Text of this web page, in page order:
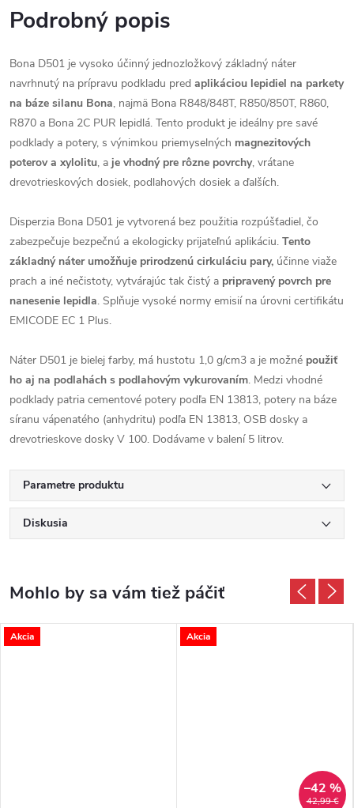
Podrobný popis
Bona D501 je vysoko účinný jednozložkový základný náter
navrhnutý na prípravu podkladu pred aplikáciou lepidiel na parkety
na báze silanu Bona, najmä Bona R848/848T, R850/850T, R860,
R870 a Bona 2C PUR lepidlá. Tento produkt je ideálny pre savé
podklady a potery, s výnimkou priemyselných magnezitových
poterov a xylolitu, a je vhodný pre rôzne povrchy, vrátane
drevotrieskových dosiek, podlahových dosiek a ďalších.
Disperzia Bona D501 je vytvorená bez použitia rozpúšťadiel, čo
zabezpečuje bezpečnú a ekologicky prijateľnú aplikáciu. Tento
základný náter umožňuje prirodzenú cirkuláciu pary, účinne viaže
prach a iné nečistoty, vytvárajúc tak čistý a pripravený povrch pre
nanesenie lepidla. Splňuje vysoké normy emisií na úrovni certifikátu
EMICODE EC 1 Plus.
Náter D501 je bielej farby, má hustotu 1,0 g/cm3 a je možné použiť
ho aj na podlahách s podlahovým vykurovaním. Medzi vhodné
podklady patria cementové potery podľa EN 13813, potery na báze
síranu vápenatého (anhydritu) podľa EN 13813, OSB dosky a
drevotrieskove dosky V 100. Dodávame v balení 5 litrov.
Parametre produktu
Diskusia
Akcia Akcia
42,99 €
–42 %